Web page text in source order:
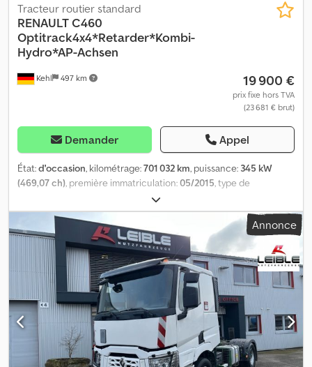
Kehl 497 km
Tracteur routier standard
RENAULTC460
Optitrack4x4*Retarder*Kombi-
Hydro*AP-Achsen
19 900 €
prix fixe hors TVA
(23 681 € brut)
Demander Appel
État:d'occasion, kilométrage:701 032 km, puissance: 345 kW
(469,07 ch), première immatriculation:05/2015, type de
18 000 kg
essieux, freins:retardeur, couleur:blanc, type d'engrenage:
automatique
, classe d'émission:
, Année de construction:
2015, Équipement:ABS, chauffage de stationnement,
climatisation, programme électronique de stabilité (ESP),
transmission intégrale, Renault C 460 Optitrack 4x4 N° de série :
D000240 Châssis / Équipements : * Empattement : 3.800 mm *
Suspension : lames / pneumatique * Pneumatiques : AV. 385/55
R22.5 AR. 315/80 R22.5 * Profil restant : AV env. 20/30% AR env. 70%
* 1 x réservoir aluminium * 1 x réservoir AdBlue * 1 x réservoir
hydraulique AFHYMAT France Cabine : * Cabine C Day&Night * 1
couchette * Réfrigérateur * Climatisation automatique *
Annonce